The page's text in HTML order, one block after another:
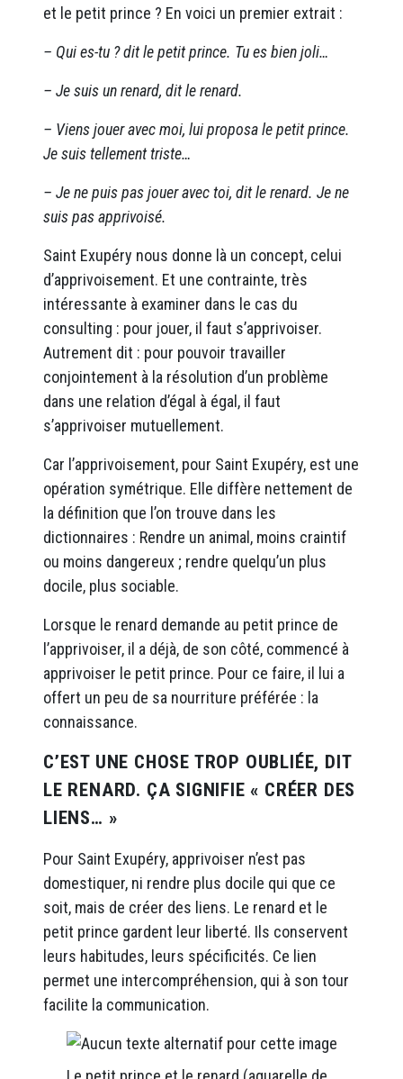
et le petit prince ? En voici un premier extrait :
– Qui es-tu ? dit le petit prince. Tu es bien joli…
– Je suis un renard, dit le renard.
– Viens jouer avec moi, lui proposa le petit prince.
Je suis tellement triste…
– Je ne puis pas jouer avec toi, dit le renard. Je ne
suis pas apprivoisé.
Saint Exupéry nous donne là un concept, celui
d’apprivoisement. Et une contrainte, très
intéressante à examiner dans le cas du
consulting : pour jouer, il faut s’apprivoiser.
Autrement dit : pour pouvoir travailler
conjointement à la résolution d’un problème
dans une relation d’égal à égal, il faut
s’apprivoiser mutuellement.
Car l’apprivoisement, pour Saint Exupéry, est une
opération symétrique. Elle diffère nettement de
la définition que l’on trouve dans les
dictionnaires : Rendre un animal, moins craintif
ou moins dangereux ; rendre quelqu’un plus
docile, plus sociable.
Lorsque le renard demande au petit prince de
l’apprivoiser, il a déjà, de son côté, commencé à
apprivoiser le petit prince. Pour ce faire, il lui a
offert un peu de sa nourriture préférée : la
connaissance.
C’EST UNE CHOSE TROP OUBLIÉE, DIT
LE RENARD. ÇA SIGNIFIE « CRÉER DES
LIENS… »
Pour Saint Exupéry, apprivoiser n’est pas
domestiquer, ni rendre plus docile qui que ce
soit, mais de créer des liens. Le renard et le
petit prince gardent leur liberté. Ils conservent
leurs habitudes, leurs spécificités. Ce lien
permet une intercompréhension, qui à son tour
facilite la communication.